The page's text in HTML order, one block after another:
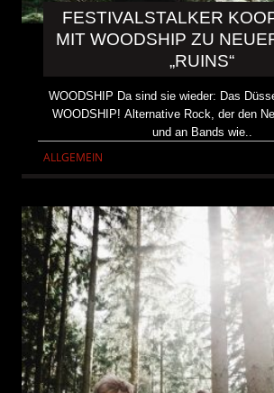
FESTIVALSTALKER
MIT WOODSHIP ZU
„RUINS“
WOODSHIP Da sind sie wieder: Das
WOODSHIP! Alternative Rock, der den
und an Bands wie..
ALLGEMEIN